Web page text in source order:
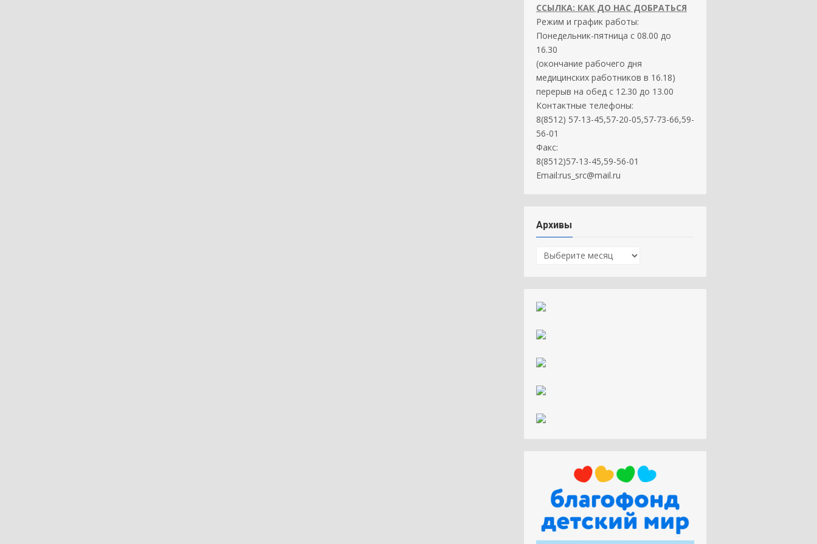
ССЫЛКА: КАК ДО НАС ДОБРАТЬСЯ
Режим и график работы:
Понедельник-пятница с 08.00 до
16.30
(окончание рабочего дня
медицинских работников в 16.18)
перерыв на обед с 12.30 до 13.00
Контактные телефоны:
8(8512) 57-13-45,57-20-05,57-73-66,59-
56-01
Факс:
8(8512)57-13-45,59-56-01
Email:rus_src@mail.ru
Архивы
Архивы